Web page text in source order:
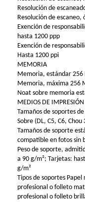
Resolución de
Resolución de
Exención de
hasta 1200 ppp
Exención de
Hasta 1200 ppi
MEMORIA
Memoria, estándar 256
Memoria, máxima 256
Noat sobre memoria
MEDIOS DE IMPRESIÓN
Tamaños de soportes
Sobre (DL, C5, C6,
Tamaños de soporte
compatible en fotos sin
Peso de soporte,
a 90 g/m²; Tarjetas:
g/m²
Tipos de soportes
profesional o folleto
profesional o folleto